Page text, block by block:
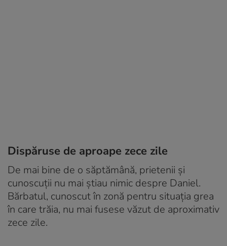
Dispăruse de aproape zece zile
De mai bine de o săptămână, prietenii și
cunoscuții nu mai știau nimic despre Daniel.
Bărbatul, cunoscut în zonă pentru situația grea
în care trăia, nu mai fusese văzut de aproximativ
zece zile.